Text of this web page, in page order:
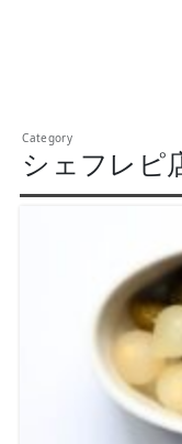
シェフレピ